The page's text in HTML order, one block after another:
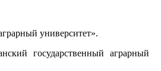
университет».
государственный аграрный